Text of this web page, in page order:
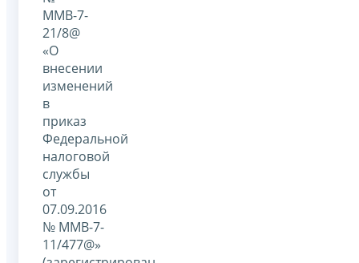
ММВ-7-
21/8@
«О
внесении
изменений
в
приказ
Федеральной
налоговой
службы
от
07.09.2016
№ ММВ-7-
11/477@»